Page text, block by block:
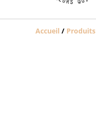
Accueil / Produits